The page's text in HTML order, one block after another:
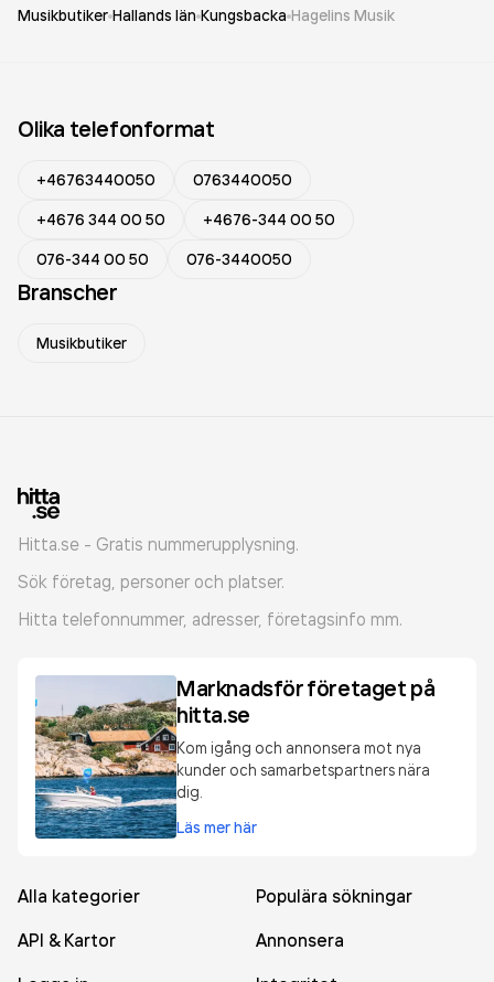
Musikbutiker Hallands län Kungsbacka Hagelins Musik
Olika telefonformat
+46763440050
0763440050
+4676 344 00 50
+4676-344 00 50
076-344 00 50
076-3440050
Branscher
Musikbutiker
Hitta.se - Gratis nummerupplysning.
Sök företag, personer och platser.
Hitta telefonnummer, adresser, företagsinfo mm.
Marknadsför företaget på
hitta.se
Kom igång och annonsera mot nya
kunder och samarbetspartners nära
dig.
Läs mer här
Alla kategorier
Populära sökningar
API & Kartor
Annonsera